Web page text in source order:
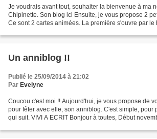
Je voudrais avant tout, souhaiter la bienvenue à ma
Chipinette. Son blog ici Ensuite, je vous propose 2
Ce sont 2 cartes animées. La première s'ouvre par le
Un anniblog !!
Publié le 25/09/2014 à 21:02
Par Evelyne
Coucou c'est moi !! Aujourd'hui, je vous propose de
pour fêter avec elle, son anniblog. C'est simple, pour
qui suit. VIVI A ECRIT Bonjour à toutes, Début